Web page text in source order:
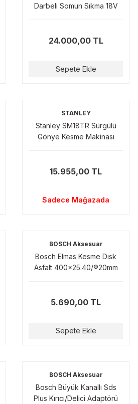
Darbeli Somun Sıkma 18V
24.000,00 TL
Sepete Ekle
STANLEY
Stanley SM18TR Sürgülü
Gönye Kesme Makinası
15.955,00 TL
Sadece Mağazada
BOSCH Aksesuar
Bosch Elmas Kesme Disk
Asfalt 400x25.40/®20mm
5.690,00 TL
Sepete Ekle
BOSCH Aksesuar
Bosch Büyük Kanallı Sds
Plus Kırıcı/Delici Adaptörü